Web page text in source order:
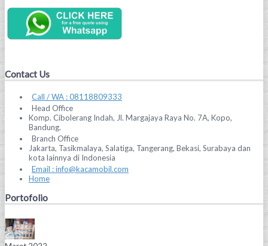
Contact Us
Call / WA : 08118809333
Head Office
Komp. Cibolerang Indah, Jl. Margajaya Raya No. 7A, Kopo,
Bandung.
Branch Office
Jakarta, Tasikmalaya, Salatiga, Tangerang, Bekasi, Surabaya dan
kota lainnya di Indonesia
Email : info@kacamobil.com
Home
Portofolio